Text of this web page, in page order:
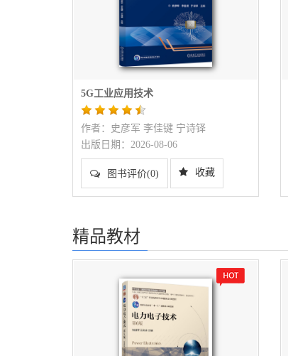
5G工业应用技术
作者：史彦军 李佳键 宁诗铎
出版日期：2026-08-06
图书评价(0) 收藏
精品教材